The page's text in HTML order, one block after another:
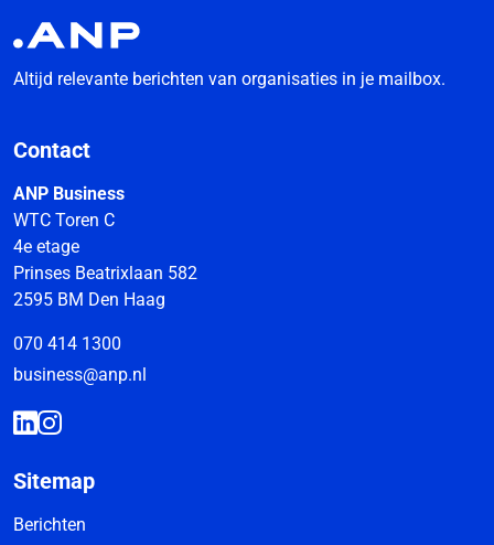
Altijd relevante berichten van organisaties in je mailbox.
Contact
ANP Business
WTC Toren C
4e etage
Prinses Beatrixlaan 582
2595 BM Den Haag
070 414 1300
business@anp.nl
Sitemap
Berichten